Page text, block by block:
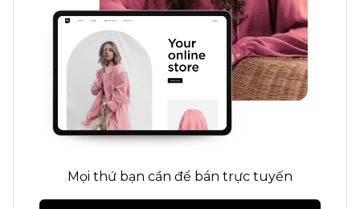
Mọi thứ bạn cần để bán trực tuyến